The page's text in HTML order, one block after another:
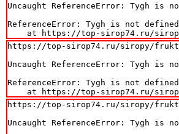
Uncaught ReferenceError: Tygh is
ReferenceError: Tygh is not defined
at https://top-sirop74.ru/
https://top-sirop74.ru/siropy/
Uncaught ReferenceError: Tygh is
ReferenceError: Tygh is not defined
at https://top-sirop74.ru/
https://top-sirop74.ru/siropy/
Uncaught ReferenceError: Tygh is